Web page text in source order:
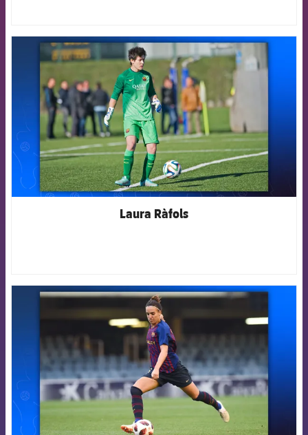
FCB Barcelona badge
Laura Ràfols
FCB Barcelona badge